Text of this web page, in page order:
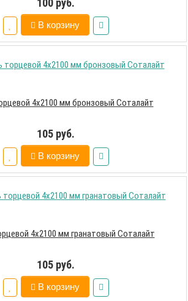
100 руб.
В корзину
4х2100 мм бронзовый Соталайт
105 руб.
В корзину
4х2100 мм гранатовый Соталайт
105 руб.
В корзину